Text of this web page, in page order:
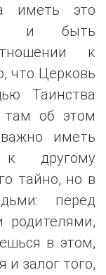
иметь это
и быть
к
что Церковь
Таинства
там об этом
иметь
к другому
тайно, но в
перед
родителями,
в этом,
и залог того,